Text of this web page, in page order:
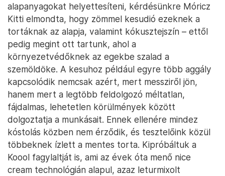
alapanyagokat helyettesíteni, kérdésünkre Móricz
Kitti elmondta, hogy zömmel kesudió ezeknek a
tortáknak az alapja, valamint kókusztejszín – ettől
pedig megint ott tartunk, ahol a
környezetvédőknek az egekbe szalad a
szemöldöke. A kesuhoz például egyre több aggály
kapcsolódik nemcsak azért, mert messziről jön,
hanem mert a legtöbb feldolgozó méltatlan,
fájdalmas, lehetetlen körülmények között
dolgoztatja a munkásait. Ennek ellenére mindez
kóstolás közben nem érződik, és tesztelőink közül
többeknek ízlett a mentes torta. Kipróbáltuk a
Koool fagylaltját is, ami az évek óta menő nice
cream technológián alapul, azaz leturmixolt